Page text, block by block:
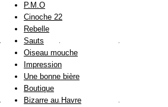
P.M.O
Cinoche 22
Rebelle
Sauts
Oiseau mouche
Impression
Une bonne bière
Boutique
Bizarre au Havre